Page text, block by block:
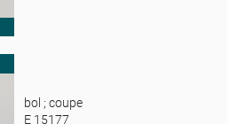
bol ; coupe
E 15177